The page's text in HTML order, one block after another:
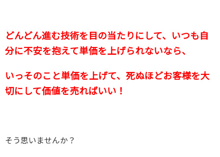
どんどん進む技術を目の当たりにして、いつも自
分に不安を抱えて単価を上げられないなら、
いっそのこと単価を上げて、死ぬほどお客様を大
切にして価値を売ればいい！
そう思いませんか？